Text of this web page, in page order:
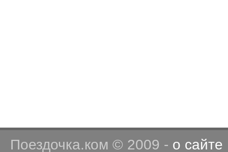
Поездочка.ком © 2009 - о сайте